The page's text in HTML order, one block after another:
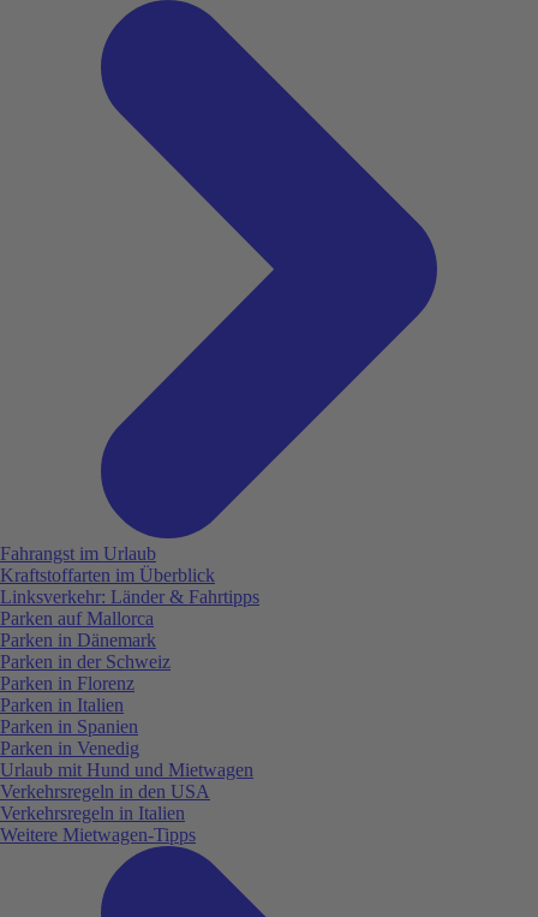
Fahrangst im Urlaub
Kraftstoffarten im Überblick
Linksverkehr: Länder & Fahrtipps
Parken auf Mallorca
Parken in Dänemark
Parken in der Schweiz
Parken in Florenz
Parken in Italien
Parken in Spanien
Parken in Venedig
Urlaub mit Hund und Mietwagen
Verkehrsregeln in den USA
Verkehrsregeln in Italien
Weitere Mietwagen-Tipps